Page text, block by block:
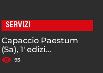
SERVIZI
Capaccio Paestum
(Sa), 1' edizi...
93